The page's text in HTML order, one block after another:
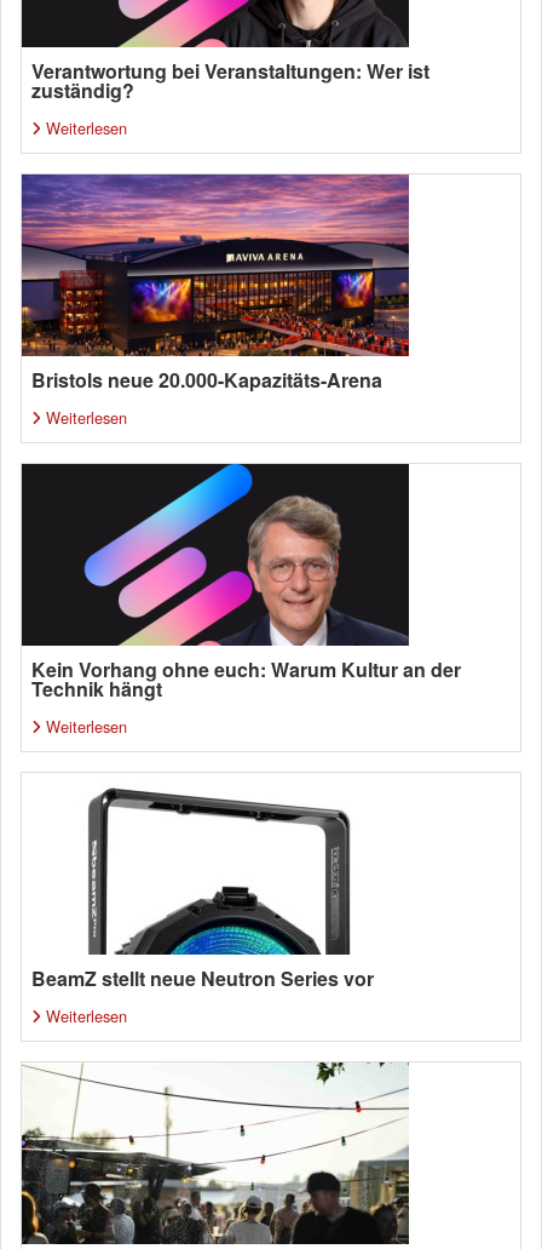
Verantwortung bei Veranstaltungen: Wer ist
zuständig?
Weiterlesen
Bristols neue 20.000-Kapazitäts-Arena
Weiterlesen
Kein Vorhang ohne euch: Warum Kultur an der
Technik hängt
Weiterlesen
BeamZ stellt neue Neutron Series vor
Weiterlesen